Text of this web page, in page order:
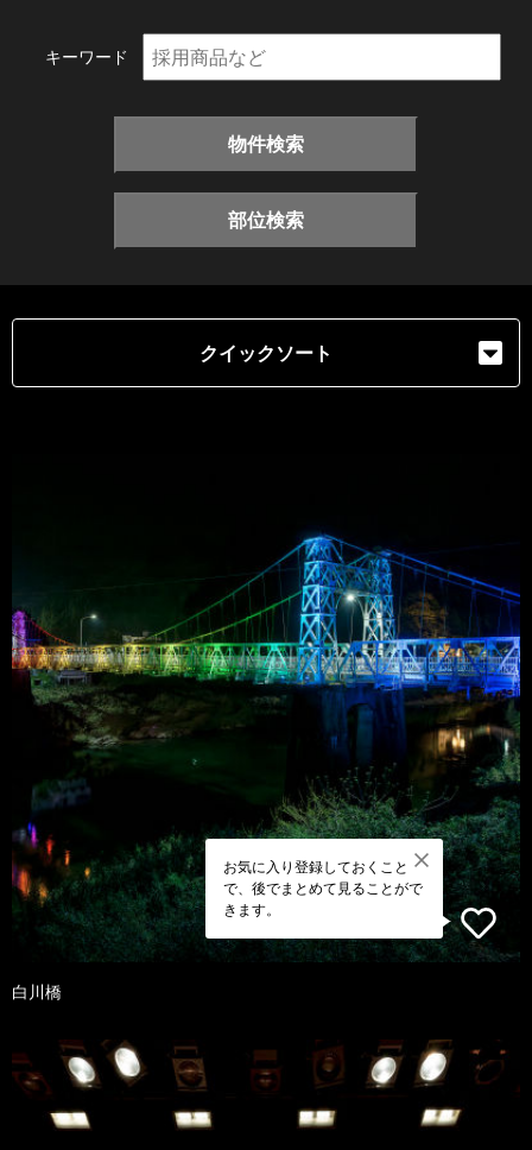
キーワード
物件検索
部位検索
クイックソート
お気に入り登録しておくこと
で、後でまとめて見ることがで
きます。
白川橋